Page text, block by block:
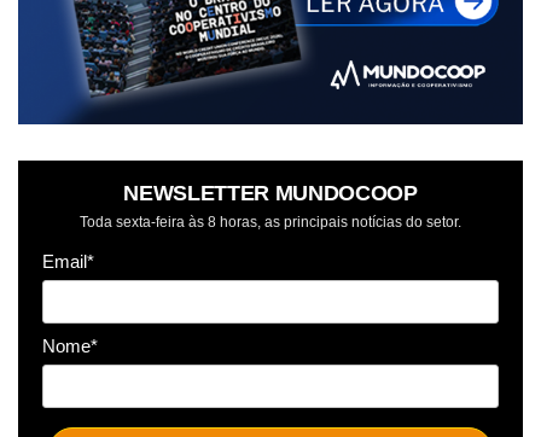
NEWSLETTER MUNDOCOOP
Toda sexta-feira às 8 horas, as principais notícias do setor.
Email*
Nome*